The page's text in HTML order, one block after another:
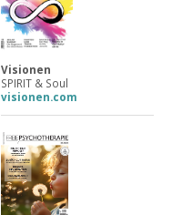
Visionen
SPIRIT & Soul
visionen.com